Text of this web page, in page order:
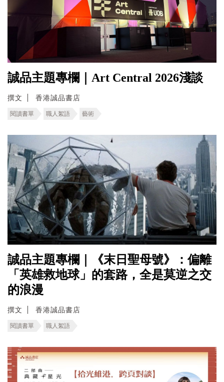
誠品主題專欄｜Art Central 2026淺談
撰文 香港誠品書店
閱讀書單 職人絮語 藝術
誠品主題專欄｜《末日聖母號》：偏離
「英雄救地球」的套路，全是莫逆之交
的浪漫
撰文 香港誠品書店
閱讀書單 職人絮語